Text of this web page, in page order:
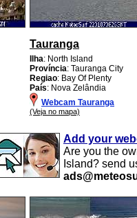
Tauranga
Ilha: North Island
Província: Tauranga City
Regiao: Bay Of Plenty
País: Nova Zelândia
Webcam Tauranga
(Veja no mapa)
Add your
Are you the
Island? send